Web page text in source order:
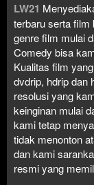
LW21
terbaru serta film
genre film mulai
Comedy bisa
Kualitas film
dvdrip, hdrip dan
resolusi yang
keinginan mulai
kami tetap
tidak menonton
dan kami
resmi yang